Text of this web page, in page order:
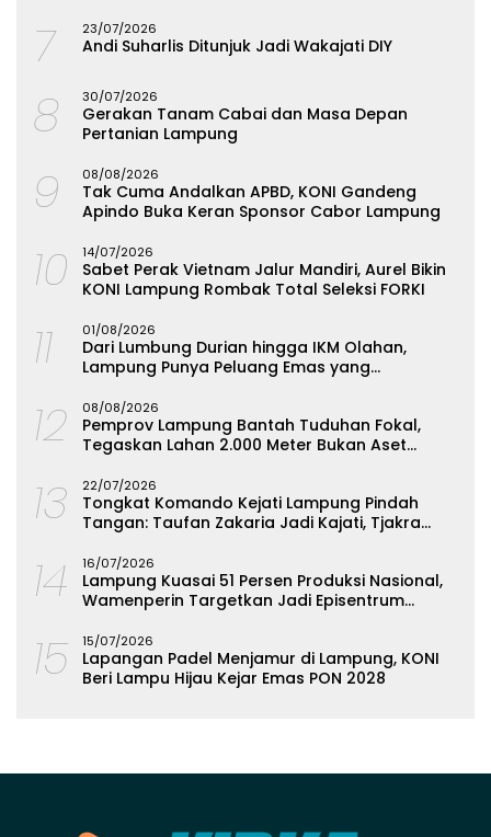
7 23/07/2026
Andi Suharlis Ditunjuk Jadi Wakajati DIY
8 30/07/2026
Gerakan Tanam Cabai dan Masa Depan
Pertanian Lampung
9 08/08/2026
Tak Cuma Andalkan APBD, KONI Gandeng
Apindo Buka Keran Sponsor Cabor Lampung
10 14/07/2026
Sabet Perak Vietnam Jalur Mandiri, Aurel Bikin
KONI Lampung Rombak Total Seleksi FORKI
11 01/08/2026
Dari Lumbung Durian hingga IKM Olahan,
Lampung Punya Peluang Emas yang
12 08/08/2026
Pemprov Lampung Bantah Tuduhan Fokal,
Tegaskan Lahan 2.000 Meter Bukan Aset
13 22/07/2026
Tongkat Komando Kejati Lampung Pindah
Tangan: Taufan Zakaria Jadi Kajati, Tjakra
14 16/07/2026
Lampung Kuasai 51 Persen Produksi Nasional,
Wamenperin Targetkan Jadi Episentrum
15 15/07/2026
Lapangan Padel Menjamur di Lampung, KONI
Beri Lampu Hijau Kejar Emas PON 2028